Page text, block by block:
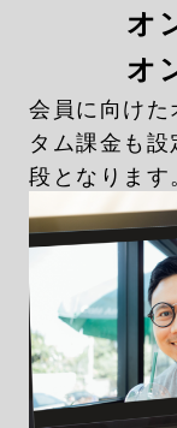
オ
オ
会員に向け
タム課金も
段となります。